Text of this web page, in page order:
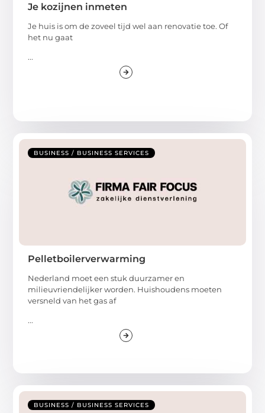
Je kozijnen inmeten
Je huis is om de zoveel tijd wel aan renovatie toe. Of
het nu gaat
...
BUSINESS / BUSINESS SERVICES
Pelletboilerverwarming
Nederland moet een stuk duurzamer en
milieuvriendelijker worden. Huishoudens moeten
versneld van het gas af
...
BUSINESS / BUSINESS SERVICES